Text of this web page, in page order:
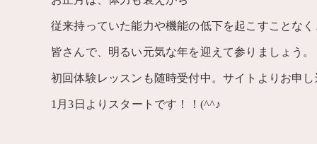
従来持っていた能力や機能の低下を起こすことなく
皆さんで、明るい元気な年を迎えて参りましょう。
初回体験レッスンも随時受付中。サイトよりお申し
1月3日よりスタートです！！(^^♪